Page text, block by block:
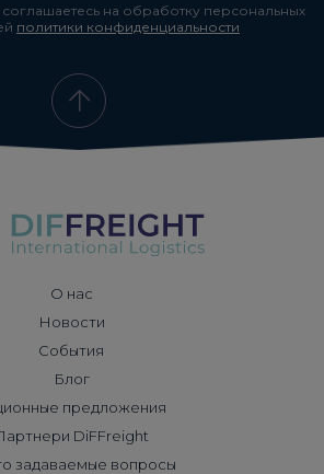
на обработку персональных
политики конфиденциальности
О нас
Новости
События
Блог
предложения
DiFFreight
задаваемые вопросы